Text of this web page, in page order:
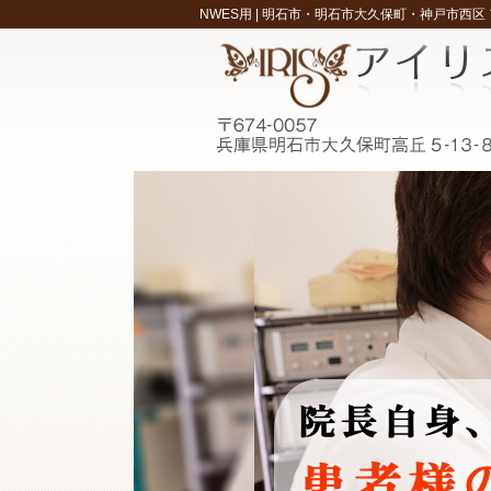
NWES用 | 明石市・明石市大久保町・神戸市西区